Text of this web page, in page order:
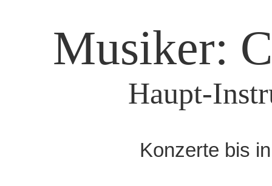
Musiker:
Haupt-
Konzerte bis